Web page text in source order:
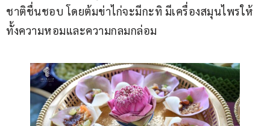
ชาติชื่นชอบ โดยต้มข่าไก่จะมีกะทิ มีเครื่องสมุนไพรให้
ทั้งความหอมและความกลมกล่อม